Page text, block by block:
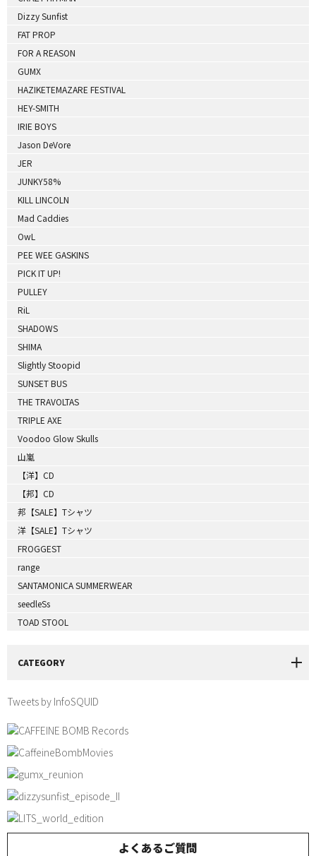
Dizzy Sunfist
FAT PROP
FOR A REASON
GUMX
HAZIKETEMAZARE FESTIVAL
HEY-SMITH
IRIE BOYS
Jason DeVore
JER
JUNKY58%
KILL LINCOLN
Mad Caddies
OwL
PEE WEE GASKINS
PICK IT UP!
PULLEY
RiL
SHADOWS
SHIMA
Slightly Stoopid
SUNSET BUS
THE TRAVOLTAS
TRIPLE AXE
Voodoo Glow Skulls
山嵐
【洋】CD
【邦】CD
邦【SALE】Tシャツ
洋【SALE】Tシャツ
FROGGEST
range
SANTAMONICA SUMMERWEAR
seedleSs
TOAD STOOL
CATEGORY
Tweets by InfoSQUID
よくあるご質問